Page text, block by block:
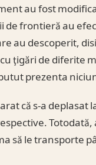
au fost
de frontieră au
au descoperit,
ţigări de diferite
prezenta
că s-a
să le transporte